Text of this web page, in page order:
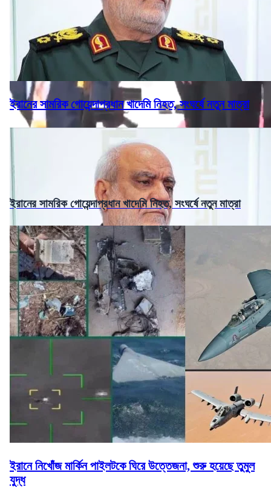
ইরানের সামরিক গোয়েন্দাপ্রধান খাদেমি নিহত, সংঘর্ষে নতুন মাত্রা
ইরানের সামরিক গোয়েন্দাপ্রধান খাদেমি নিহত, সংঘর্ষে নতুন মাত্রা
ইরানে নিখোঁজ মার্কিন পাইলটকে ঘিরে উত্তেজনা, শুরু হয়েছে তুমুল
যুদ্ধ